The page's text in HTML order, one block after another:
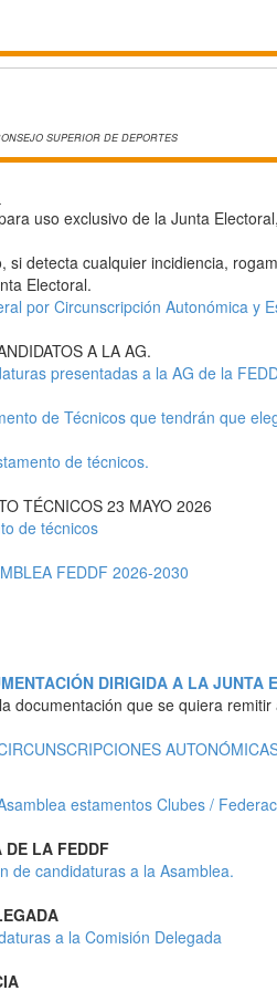
SUPERIOR DE DEPORTES
uso exclusivo de la Junta
si detecta cualquier incidiencia,
Electoral.
por Circunscripción Autonómica y
A LA AG.
presentadas a la AG de la
de Técnicos que tendrán que
de técnicos.
TÉCNICOS 23 MAYO 2026
de técnicos
FEDDF 2026-2030
DIRIGIDA A LA JUNTA
documentación que se quiera
estamentos Clubes /
LA FEDDF
de candidaturas a la Asamblea.
a la Comisión Delegada